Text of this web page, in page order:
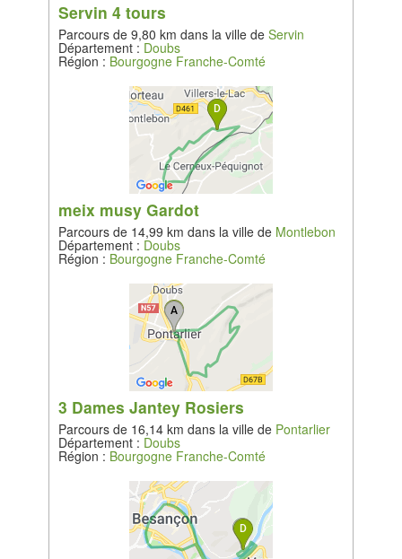
Servin 4 tours
Parcours de 9,80 km dans la ville deServin
Département : Doubs
Région : Bourgogne Franche-Comté
meix musy Gardot
Parcours de 14,99 km dans la ville de Montlebon
Département : Doubs
Région : Bourgogne Franche-Comté
3 Dames Jantey Rosiers
Parcours de 16,14 km dans la ville de Pontarlier
Département : Doubs
Région : Bourgogne Franche-Comté